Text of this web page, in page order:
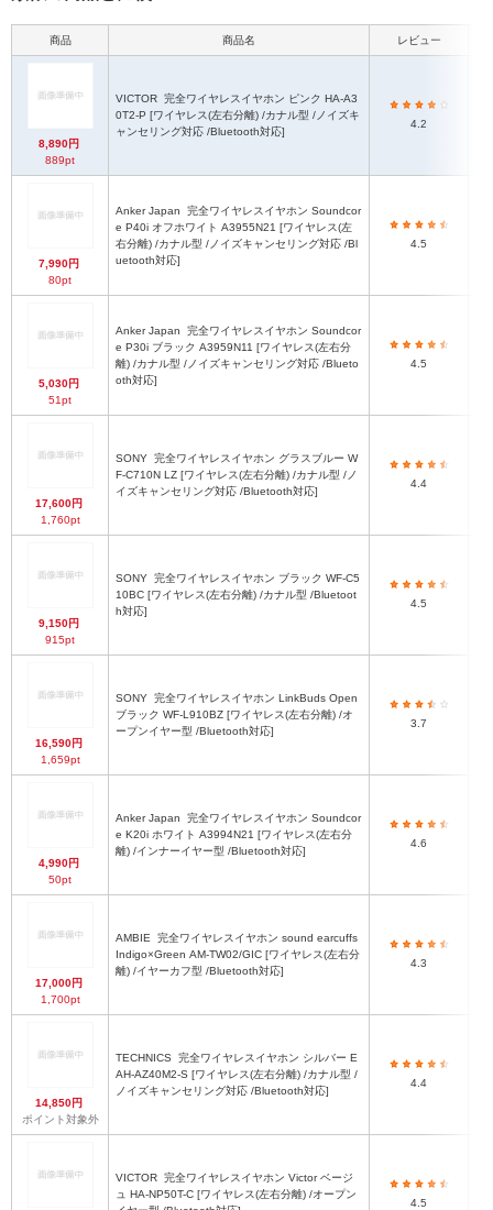
商品 商品名 レビュー
8,890円
889pt
VICTOR
0T2-P [ワイヤレス(左右分離) /カナル型 /ノイズキ
ャンセリング対応 /Bluetooth対応]
4.2
7,990円
80pt
Anker Japan
e P40i オフホワイト A3955N21 [ワイヤレス(左
右分離) /カナル型 /ノイズキャンセリング対応 /Bl
uetooth対応]
4.5
5,030円
51pt
Anker Japan
e P30i ブラック A3959N11 [ワイヤレス(左右分
離) /カナル型 /ノイズキャンセリング対応 /Blueto
oth対応]
4.5
17,600円
1,760pt
SONY
F-C710N LZ [ワイヤレス(左右分離) /カナル型 /ノ
イズキャンセリング対応 /Bluetooth対応]
4.4
9,150円
915pt
SONY
10BC [ワイヤレス(左右分離) /カナル型 /Bluetoot
h対応]
4.5
16,590円
1,659pt
SONY
ブラック WF-L910BZ [ワイヤレス(左右分離) /オ
ープンイヤー型 /Bluetooth対応]
3.7
4,990円
50pt
Anker Japan
e K20i ホワイト A3994N21 [ワイヤレス(左右分
離) /インナーイヤー型 /Bluetooth対応]
4.6
17,000円
1,700pt
AMBIE
Indigo×Green AM-TW02/GIC [ワイヤレス(左右分
離) /イヤーカフ型 /Bluetooth対応]
4.3
14,850円
ポイント対象外
TECHNICS
AH-AZ40M2-S [ワイヤレス(左右分離) /カナル型 /
ノイズキャンセリング対応 /Bluetooth対応]
4.4
VICTOR
ュ HA-NP50T-C [ワイヤレス(左右分離) /オープン
4.5